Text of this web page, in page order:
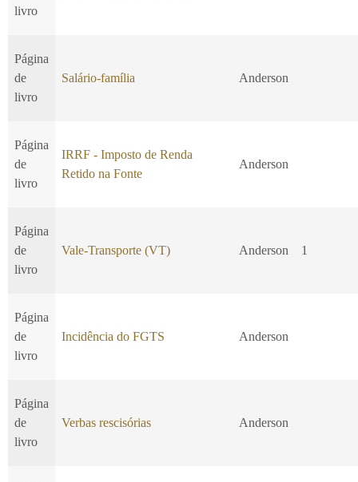
livro
Página
de
livro
Salário-família Anderson
Página
de
livro
IRRF - Imposto de Renda
Retido na Fonte
Anderson
Página
de
livro
Vale-Transporte (VT) Anderson 1
Página
de
livro
Incidência do FGTS Anderson
Página
de
livro
Verbas rescisórias Anderson